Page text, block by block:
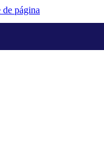
de página